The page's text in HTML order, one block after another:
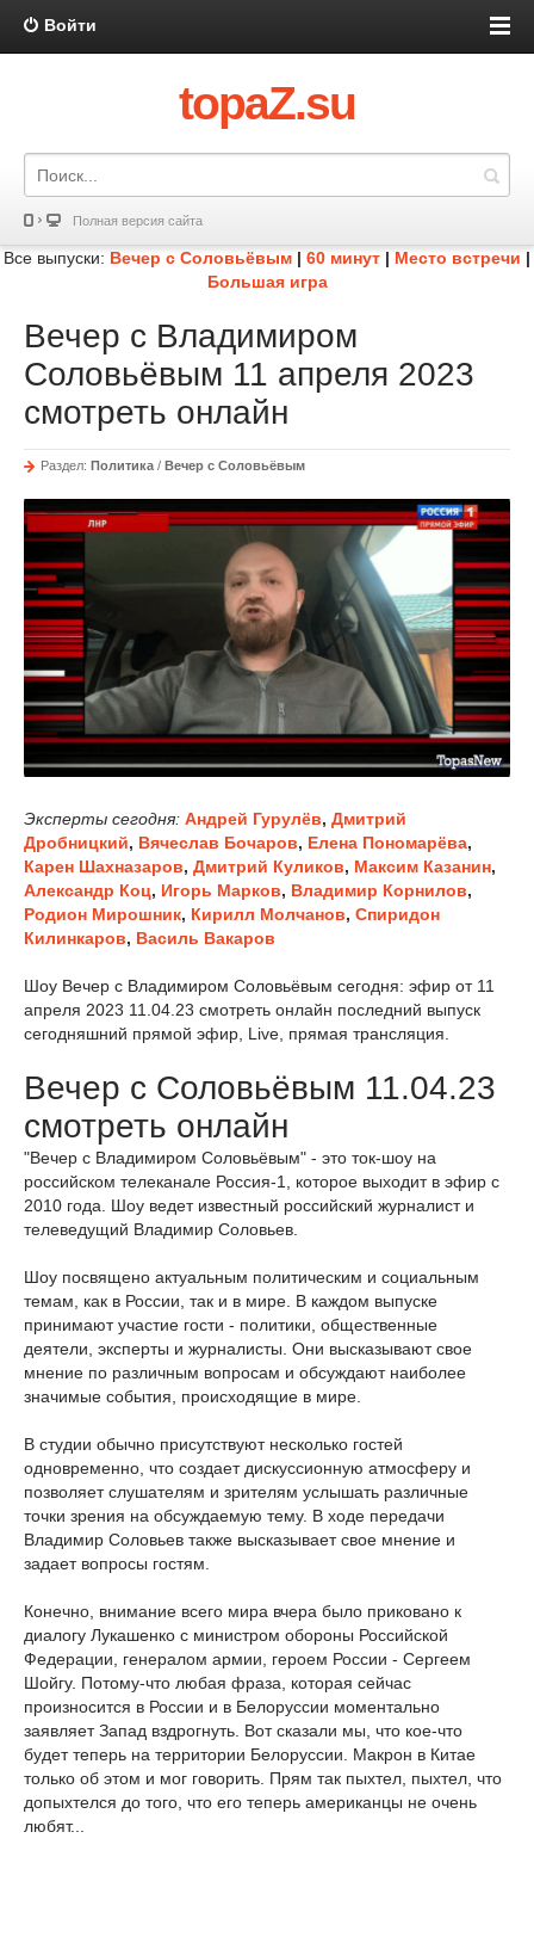
Войти
topaZ.su
Полная версия сайта
Все выпуски: Вечер с Соловьёвым | 60 минут | Место встречи |
Большая игра
Вечер с Владимиром
Соловьёвым 11 апреля 2023
смотреть онлайн
Раздел: Политика / Вечер с Соловьёвым
Эксперты сегодня: Андрей Гурулёв, Дмитрий
Дробницкий, Вячеслав Бочаров, Елена Пономарёва,
Карен Шахназаров, Дмитрий Куликов, Максим Казанин,
Александр Коц, Игорь Марков, Владимир Корнилов,
Родион Мирошник, Кирилл Молчанов, Спиридон
Килинкаров, Василь Вакаров
Шоу Вечер с Владимиром Соловьёвым сегодня: эфир от 11
апреля 2023 11.04.23 смотреть онлайн последний выпуск
сегодняшний прямой эфир, Live, прямая трансляция.
Вечер с Соловьёвым 11.04.23
смотреть онлайн
"Вечер с Владимиром Соловьёвым" - это ток-шоу на
российском телеканале Россия-1, которое выходит в эфир с
2010 года. Шоу ведет известный российский журналист и
телеведущий Владимир Соловьев.
Шоу посвящено актуальным политическим и социальным
темам, как в России, так и в мире. В каждом выпуске
принимают участие гости - политики, общественные
деятели, эксперты и журналисты. Они высказывают свое
мнение по различным вопросам и обсуждают наиболее
значимые события, происходящие в мире.
В студии обычно присутствуют несколько гостей
одновременно, что создает дискуссионную атмосферу и
позволяет слушателям и зрителям услышать различные
точки зрения на обсуждаемую тему. В ходе передачи
Владимир Соловьев также высказывает свое мнение и
задает вопросы гостям.
Конечно, внимание всего мира вчера было приковано к
диалогу Лукашенко с министром обороны Российской
Федерации, генералом армии, героем России - Сергеем
Шойгу. Потому-что любая фраза, которая сейчас
произносится в России и в Белоруссии моментально
заявляет Запад вздрогнуть. Вот сказали мы, что кое-что
будет теперь на территории Белоруссии. Макрон в Китае
только об этом и мог говорить. Прям так пыхтел, пыхтел, что
допыхтелся до того, что его теперь американцы не очень
любят...